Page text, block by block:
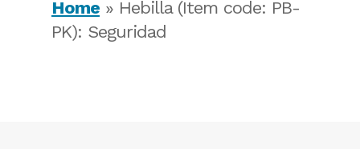
Home » Hebilla (Item code: PB-
PK): Seguridad